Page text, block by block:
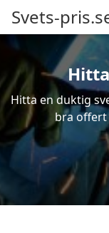
Svets-
Hitta en duktig
bra offert